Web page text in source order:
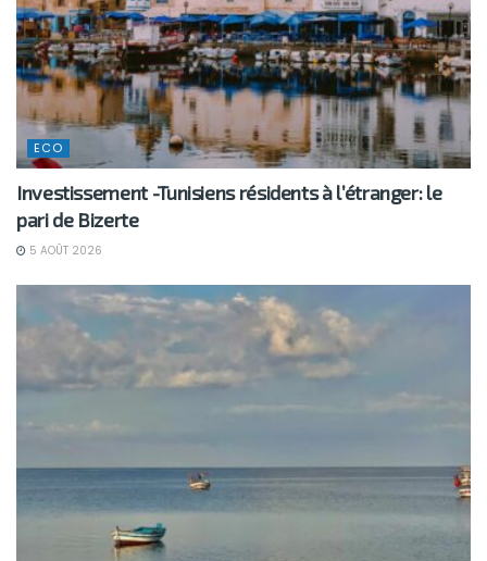
ECO
Investissement -Tunisiens résidents à l’étranger: le
pari de Bizerte
5 AOÛT 2026